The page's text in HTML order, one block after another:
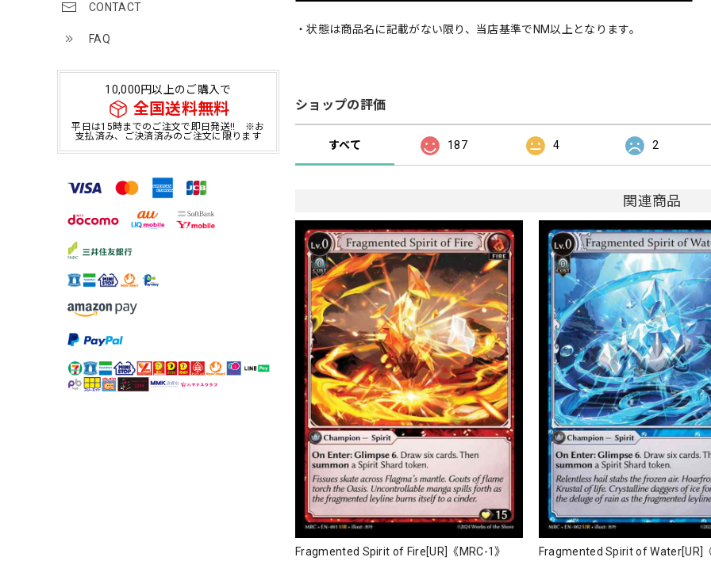
CONTACT
FAQ
10,000円以上のご購入で
全国送料無料
平日は15時までのご注文で即日発送!! ※お
支払済み、ご決済済みのご注文に限ります
・状態は商品名に記載がない限り、当店基準でNM以上となります。
ショップの評価
すべて 187 4 2
関連商品
Fragmented Spirit of Fire[UR]《MRC-1》
Fragmented Spirit of Water[UR]